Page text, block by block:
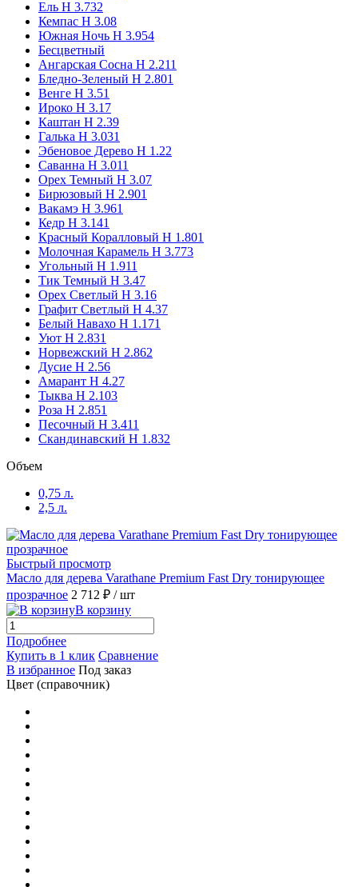
Ель H 3.732
Кемпас Н 3.08
Южная Ночь H 3.954
Бесцветный
Ангарская Сосна Н 2.211
Бледно-Зеленый Н 2.801
Венге Н 3.51
Ироко Н 3.17
Каштан Н 2.39
Галька Н 3.031
Эбеновое Дерево Н 1.22
Саванна Н 3.011
Орех Темный Н 3.07
Бирюзовый H 2.901
Вакамэ H 3.961
Кедр Н 3.141
Красный Коралловый H 1.801
Молочная Карамель H 3.773
Угольный H 1.911
Тик Темный Н 3.47
Орех Светлый Н 3.16
Графит Светлый H 4.37
Белый Навахо Н 1.171
Уют H 2.831
Норвежский H 2.862
Дусие Н 2.56
Амарант H 4.27
Тыква H 2.103
Роза Н 2.851
Песочный Н 3.411
Скандинавский H 1.832
Объем
0,75 л.
2,5 л.
Быстрый просмотр
Масло для дерева Varathane Premium Fast Dry тонирующее
прозрачное 2 712 ₽ / шт
В корзину
Подробнее
Купить в 1 клик Сравнение
В избранное Под заказ
Цвет (справочник)